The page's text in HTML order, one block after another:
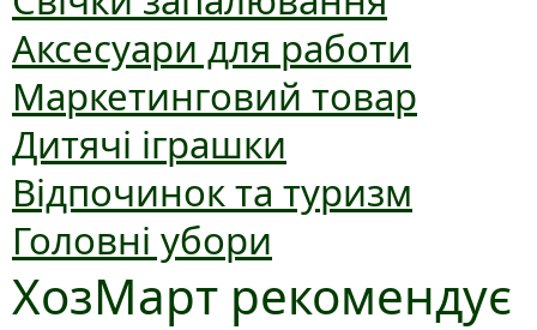
Аксесуари для работи
Маркетинговий товар
Дитячі іграшки
Відпочинок та туризм
Головні убори
ХозМарт рекомендує